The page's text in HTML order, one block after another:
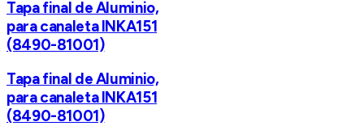
Tapa final de Aluminio,
para canaleta INKA151
(8490-81001)
Tapa final de Aluminio,
para canaleta INKA151
(8490-81001)